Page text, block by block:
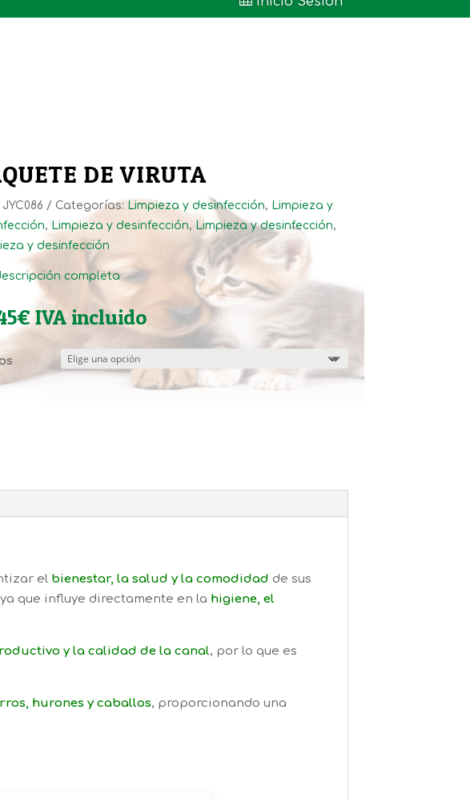
DE VIRUTA
JYC086 Categorías: Limpieza y desinfección, Limpieza y
, Limpieza y desinfección, Limpieza y desinfección,
y desinfección
completa
€ IVA incluido
el bienestar, la salud y la comodidad de sus
que influye directamente en la higiene, el
y la calidad de la canal, por lo que es
hurones y caballos, proporcionando una